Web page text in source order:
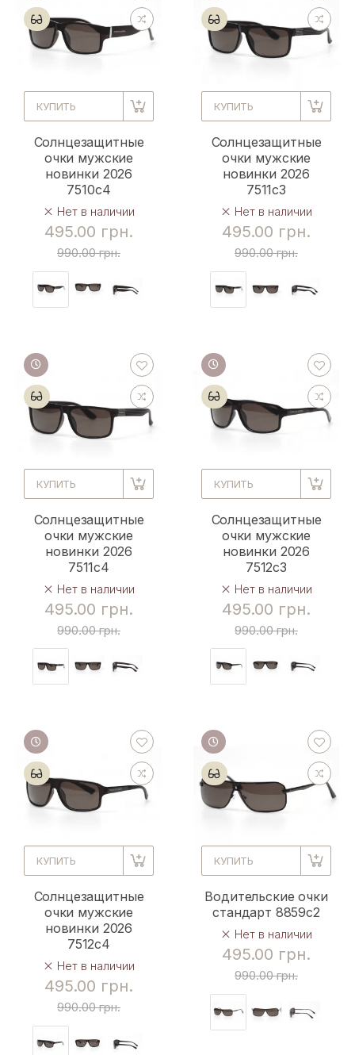
КУПИТЬ
Солнцезащитные
очки мужские
новинки 2026
7510c4
Нет в наличии
495.00 грн.
990.00 грн.
КУПИТЬ
Солнцезащитные
очки мужские
новинки 2026
7511c3
Нет в наличии
495.00 грн.
990.00 грн.
КУПИТЬ
Солнцезащитные
очки мужские
новинки 2026
7511c4
Нет в наличии
495.00 грн.
990.00 грн.
КУПИТЬ
Солнцезащитные
очки мужские
новинки 2026
7512c3
Нет в наличии
495.00 грн.
990.00 грн.
КУПИТЬ
Солнцезащитные
очки мужские
новинки 2026
7512c4
Нет в наличии
495.00 грн.
990.00 грн.
КУПИТЬ
Водительские очки
стандарт 8859c2
Нет в наличии
495.00 грн.
990.00 грн.